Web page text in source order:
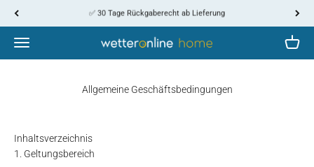
↵Skip to content
↵Skip to menu
↵Skip to footer
↵Open Accessibility Widget✅ 30 Tage Rückgaberecht ab Lieferung
Menü WetterOnline
Allgemeine Geschäftsbedingungen
Inhaltsverzeichnis
Geltungsbereich